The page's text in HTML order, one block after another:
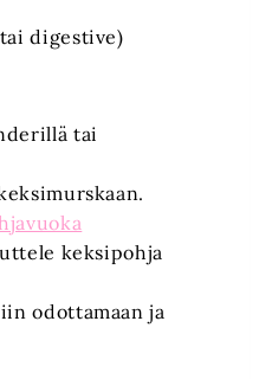
digestive)
tai
keksipohja
odottamaan ja